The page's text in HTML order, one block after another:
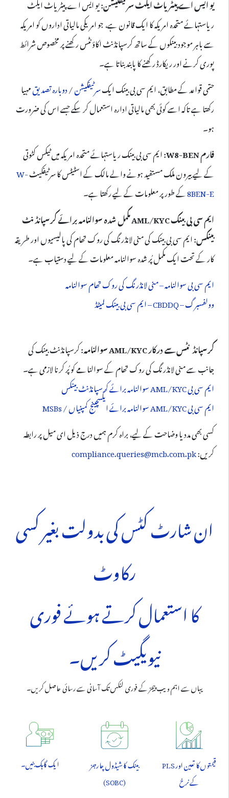
ریاستہائے متحدہ امریکہ کا ایک قانون ہے، جو امریکی مالیاتی اداروں کو امریکہ
سے باہر موجود بینکوں کے ساتھ کرسپانڈنٹ اکاؤنٹس رکھنے پر مخصوص شرائط
پوری کرنے اور ریکارڈ رکھنے کا پابند بناتا ہے۔
حتمی قواعد کے مطابق، ایم سی بی بینک ایکسرٹیفکیشن/دوبارہ تصدیقمہیا
رکھتا ہے تاکہ اسے کوئی بھی مالیاتی ادارہ استعمال کر سکے جسے اس کی ضرورت
ہو۔
فارم W8-BEN:
ایم سی بی بینک ریاستہائے متحدہ امریکہ میں ٹیکس کٹوتی
کے لیے بیرون ملک مستفید ہونے والے مالک کے اسٹیٹس کا سرٹیفکیٹW-
8BEN-Eکے طور پر معلومات کے لیے رکھتا ہے۔
ایم سی بی بینک AML/KYC مکمل شدہ سوالنامہ برائے کرسپانڈنٹ
بینکس:ایم سی بی بینک کی منی لانڈرنگ کی روک تھام کی پالیسیوں اور طریقہ
کار کے تحت ایک مکمل پُر شدہ سوالنامہ معلومات کے لیے دستیاب ہے۔
ایم سی بی سوالنامہ – منی لانڈرنگ کی روک تھام سوالنامہ
وولفسبرگ – CBDDQ – ایم سی بی بینک لمیٹڈ
کرسپانڈنٹس سے درکار AML/KYC سوالنامہ:
کرسپانڈنٹ بینک کی
جانب سے منی لانڈرنگ کی روک تھام کے سوالنامے کو پُر کرنا لازمی ہے۔
ایم سی بی AML/KYC سوالنامہ برائے کرسپانڈنٹ بینکس
ایم سی بی AML/KYC سوالنامہ برائے ایکسچینج کمپنیاں / MSBs
کسی بھی مدد یا وضاحت کے لیے، براہ کرم ہمیں درج ذیل ای میل پر رابطہ
کریں:compliance.queries@mcb.com.pk
ان شارٹ کٹس کی بدولت بغیر کسی
رکاوٹ
کا استعمال کرتے ہوئے فوری
نیویگیٹ کریں۔
یہاں سے اہم ویب پیجز کے فوری لنکس تک آسانی سے رسائی حاصل کریں۔
ایک گاہک بنیں۔ بینک کا شیڈول چارجز
(SOBC)
قیمتوں کا تعین اور PLS
کے نرخ